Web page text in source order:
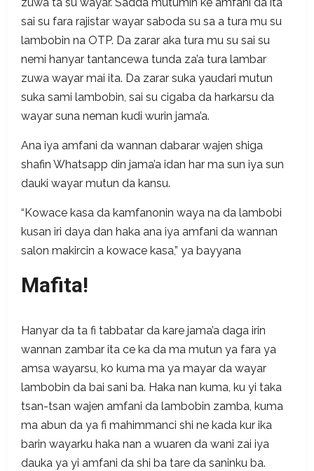
zuwa ta su wayar. Sadda mutumin ke amfani da ita
sai su fara rajistar wayar saboda su sa a tura mu su
lambobin na OTP. Da zarar aka tura mu su sai su
nemi hanyar tantancewa tunda za’a tura lambar
zuwa wayar mai ita. Da zarar suka yaudari mutun
suka sami lambobin, sai su cigaba da harkarsu da
wayar suna neman kudi wurin jama’a.
Ana iya amfani da wannan dabarar wajen shiga
shafin Whatsapp din jama’a idan har ma sun iya sun
dauki wayar mutun da kansu.
“Kowace kasa da kamfanonin waya na da lambobi
kusan iri daya dan haka ana iya amfani da wannan
salon makircin a kowace kasa,” ya bayyana
Mafita!
Hanyar da ta fi tabbatar da kare jama’a daga irin
wannan zambar ita ce ka da ma mutun ya fara ya
amsa wayarsu, ko kuma ma ya mayar da wayar
lambobin da bai sani ba. Haka nan kuma, ku yi taka
tsan-tsan wajen amfani da lambobin zamba, kuma
ma abun da ya fi mahimmanci shi ne kada kur ika
barin wayarku haka nan a wuaren da wani zai iya
dauka ya yi amfani da shi ba tare da saninku ba.